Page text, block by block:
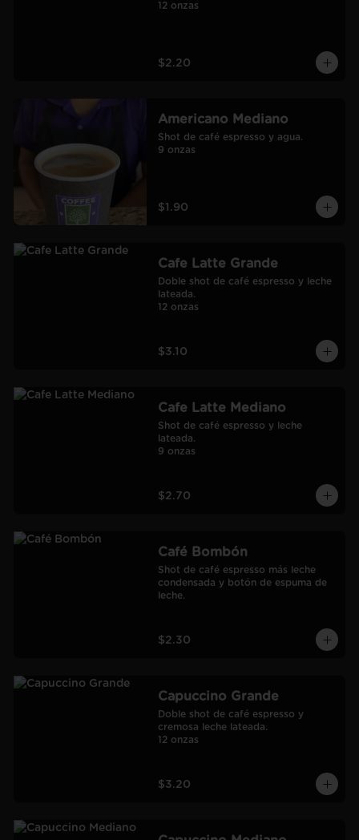
12 onzas
$2.20
Americano Mediano
Shot de café espresso y agua.
9 onzas
$1.90
Cafe Latte Grande
Doble shot de café espresso y leche
lateada.
12 onzas
$3.10
Cafe Latte Mediano
Shot de café espresso y leche
lateada.
9 onzas
$2.70
Café Bombón
Shot de café espresso más leche
condensada y botón de espuma de
leche.
$2.30
Capuccino Grande
Doble shot de café espresso y
cremosa leche lateada.
12 onzas
$3.20